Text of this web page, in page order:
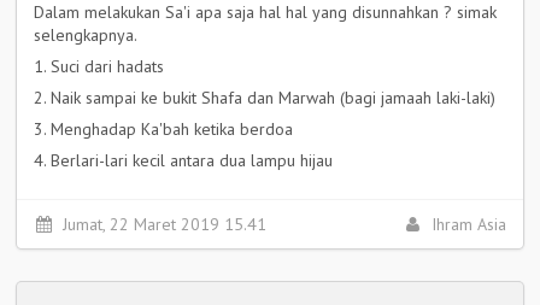
Dalam melakukan Sa'i apa saja hal hal yang disunnahkan ? simak
selengkapnya.
1. Suci dari hadats
2. Naik sampai ke bukit Shafa dan Marwah (bagi jamaah laki-laki)
3. Menghadap Ka'bah ketika berdoa
4. Berlari-lari kecil antara dua lampu hijau
Selengkapnya >
Jumat, 22 Maret 2019 15.41 Ihram Asia